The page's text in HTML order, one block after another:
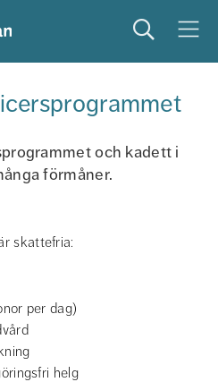
Sök Meny
och kadett i
förmåner.
skattefria:
per dag)
helg